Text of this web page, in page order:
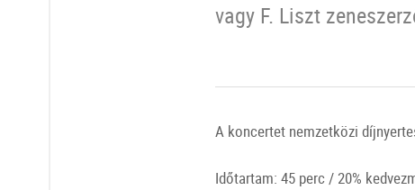
vagy F. Liszt
A koncertet nemzetközi
Időtartam: 45 perc / 20%